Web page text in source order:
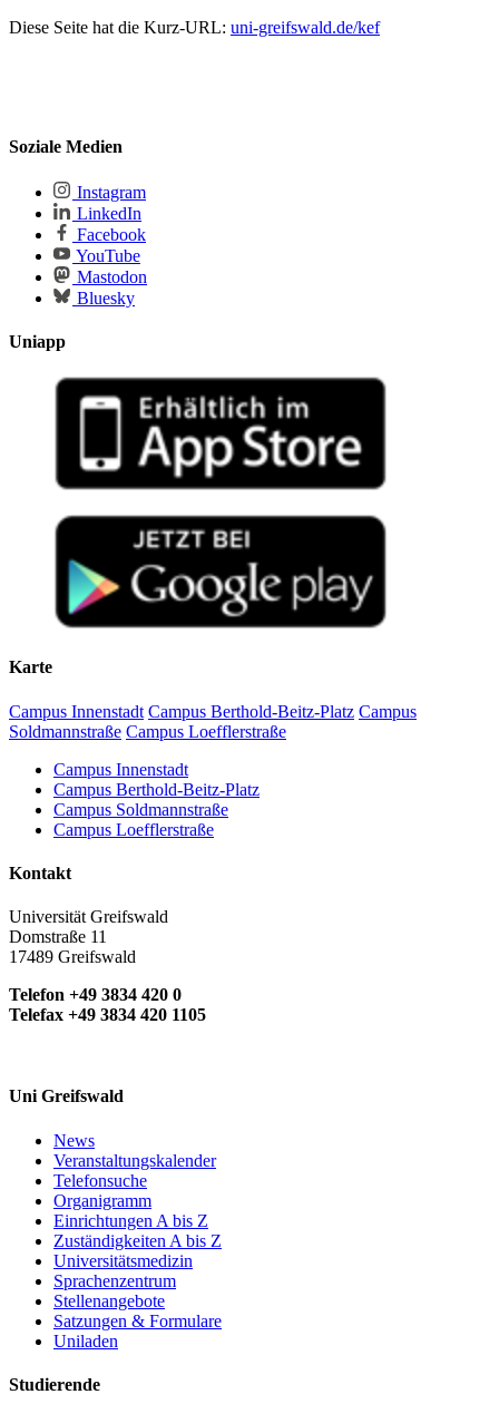
Diese Seite hat die Kurz-URL: uni-greifswald.de/kef
Soziale Medien
Instagram
LinkedIn
Facebook
YouTube
Mastodon
Bluesky
Uniapp
Karte
Campus Innenstadt Campus Berthold-Beitz-Platz Campus
Soldmannstraße Campus Loefflerstraße
Campus Innenstadt
Campus Berthold-Beitz-Platz
Campus Soldmannstraße
Campus Loefflerstraße
Kontakt
Universität Greifswald
Domstraße 11
17489 Greifswald
Telefon +49 3834 420 0
Telefax +49 3834 420 1105
Uni Greifswald
News
Veranstaltungskalender
Telefonsuche
Organigramm
Einrichtungen A bis Z
Zuständigkeiten A bis Z
Universitätsmedizin
Sprachenzentrum
Stellenangebote
Satzungen & Formulare
Uniladen
Studierende